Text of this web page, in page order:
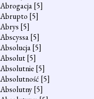
Abrogacja[5]
Abrupto [5]
Abrys [5]
Abscyssa[5]
Absolucja[5]
Absolut[5]
Absolutnie [5]
Absolutność [5]
Absolutny[5]